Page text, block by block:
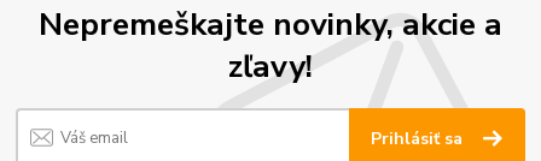
Nepremeškajte novinky, akcie a
zľavy!
Prihlásiť sa